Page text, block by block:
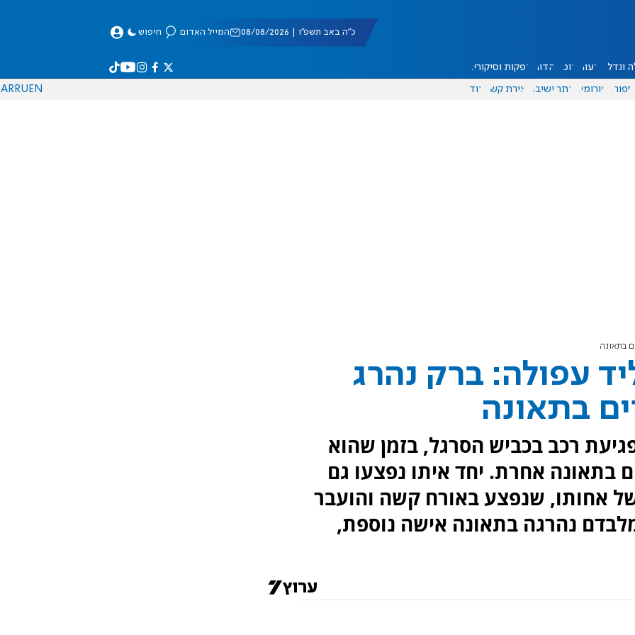
כ"ה באב תשפ"ו | 08/08/2026 המייל האדום חיפוש
ונדל"ן דעות אוכל יהדות הפקות וסיקורים
ספורט פורומים אתר ישיבה יצירת קשר עוד EN
RU
AR
בתאונה
עפולה: ברק נהרג
בתאונה
נהרג מפגיעת רכב בכביש הסרגל, בזמן שהוא
בתאונה אחרת. יחד איתו נפצעו גם
של אחותו, שנפצע באורח קשה והועבר
נהרגה בתאונה אישה נוספת,